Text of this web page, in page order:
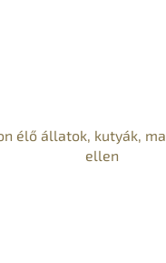
élő állatok, kutyák,
ellen